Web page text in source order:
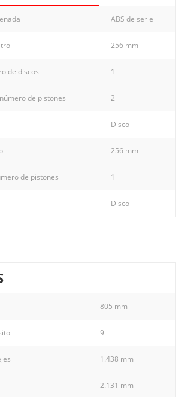
ABS de serie
256 mm
de discos 1
de pistones 2
Disco
256 mm
de pistones 1
Disco
805 mm
9 l
1.438 mm
2.131 mm